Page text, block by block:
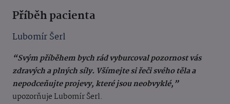
Příběh pacienta
Lubomír Šerl
“Svým příběhem bych rád vyburcoval pozornost vás
zdravých a plných síly. Všímejte si řeči svého těla a
nepodceňujte projevy, které jsou neobvyklé,”
upozorňuje Lubomír Šerl.